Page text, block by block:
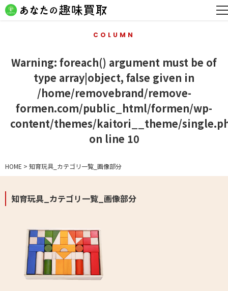
COLUMN
Warning: foreach() argument must be of
type array|object, false given in
/home/removebrand/remove-
formen.com/public_html/formen/wp-
content/themes/kaitori__theme/
on line 10
HOME > 知育玩具_カテゴリ一覧_画像部分
知育玩具_カテゴリ一覧_画像部分